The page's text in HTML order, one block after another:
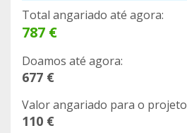
Total angariado até agora:
787 €
Doamos até agora:
677 €
Valor angariado para o projeto
110 €